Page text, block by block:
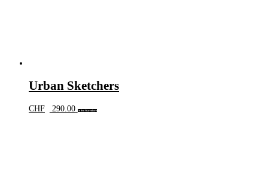
Urban Sketchers
CHF 290.00 In den Warenkorb